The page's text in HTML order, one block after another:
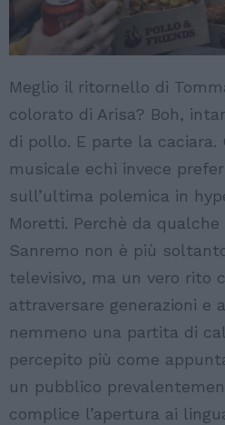
Meglio il ritornello di
colorato di Arisa? Boh,
di pollo. E parte la caciara.
musicale echi invece
sull’ultima polemica in
Moretti. Perchè da
Sanremo non è più
televisivo, ma un vero rito
attraversare generazioni e
nemmeno una partita di
percepito più come
un pubblico
complice l’apertura ai